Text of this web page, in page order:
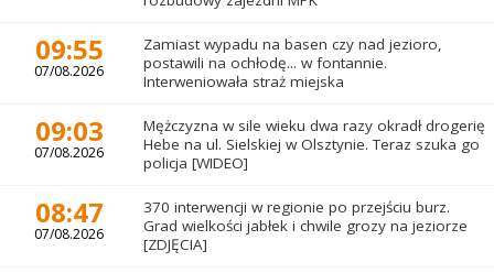
09:55
07/08.2026
Zamiast wypadu na basen czy nad jezioro,
postawili na ochłodę... w fontannie.
Interweniowała straż miejska
09:03
07/08.2026
Mężczyzna w sile wieku dwa razy okradł drogerię
Hebe na ul. Sielskiej w Olsztynie. Teraz szuka go
policja [WIDEO]
08:47
07/08.2026
370 interwencji w regionie po przejściu burz.
Grad wielkości jabłek i chwile grozy na jeziorze
[ZDJĘCIA]